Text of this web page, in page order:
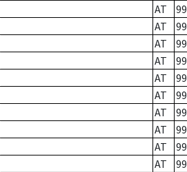
AT 99
AT 99
AT 99
AT 99
AT 99
AT 99
AT 99
AT 99
AT 99
AT 99